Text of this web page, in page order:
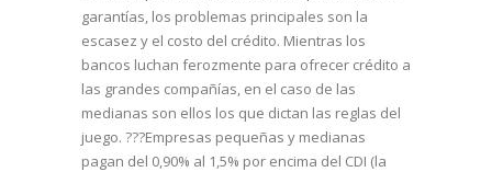
garantías, los problemas principales son la
escasez y el costo del crédito. Mientras los
bancos luchan ferozmente para ofrecer crédito a
las grandes compañías, en el caso de las
medianas son ellos los que dictan las reglas del
juego. ???Empresas pequeñas y medianas
pagan del 0,90% al 1,5% por encima del CDI (la